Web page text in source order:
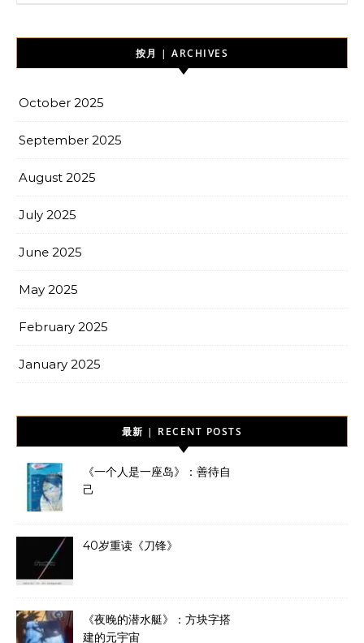
按月 | ARCHIVES
October 2025
September 2025
August 2025
July 2025
June 2025
May 2025
February 2025
January 2025
最新 | RECENT POSTS
《一个人是一座岛》：善待自
己
40岁重读《刀锋》
《夜晚的潜水艇》：方块字搭
建的元宇宙